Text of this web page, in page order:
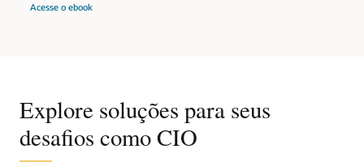
Acesse o ebook
leia
Explore soluções para seus
desafios como CIO